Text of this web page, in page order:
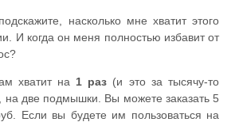
насколько мне хватит этого
И когда он меня полностью избавит от
хватит на 1 раз (и это за тысячу-то
две подмышки. Вы можете заказать 5
Если вы будете им пользоваться на